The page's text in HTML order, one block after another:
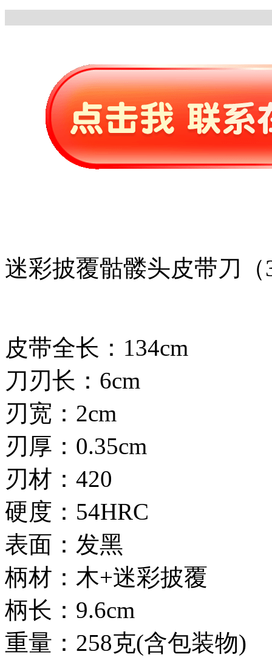
迷彩披覆骷髅头皮带刀
皮带全长：134cm
刀刃长：6cm
刃宽：2cm
刃厚：0.35cm
刃材：420
硬度：54HRC
表面：发黑
柄材：木+迷彩披覆
柄长：9.6cm
重量：258克(含包装物)